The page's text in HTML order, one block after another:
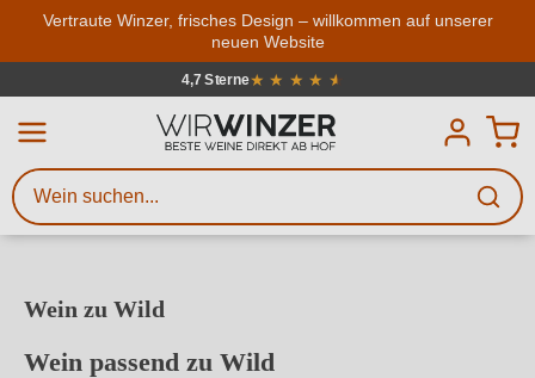
Zum Hauptinhalt springen
Vertraute Winzer, frisches Design – willkommen auf unserer
neuen Website
von 5 Sternen
Über 4000 Winzer
Wein zu Wild
Wein passend zu Wild
Weinsuche
Mindestens 3 Zeichen eingeben
Beschreiben Sie, welchen Wein
Sie suchen – ob nach Geschmack,